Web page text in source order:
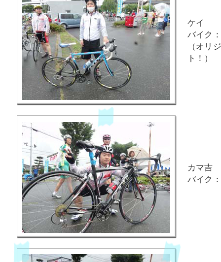
ケイ
バイク
（オリ
ト！）
カマ吉
バイク